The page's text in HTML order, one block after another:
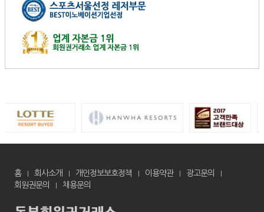
홈 회사소개 개인정보보호정책 이용약관
광고문의
회원권문의
채용문의